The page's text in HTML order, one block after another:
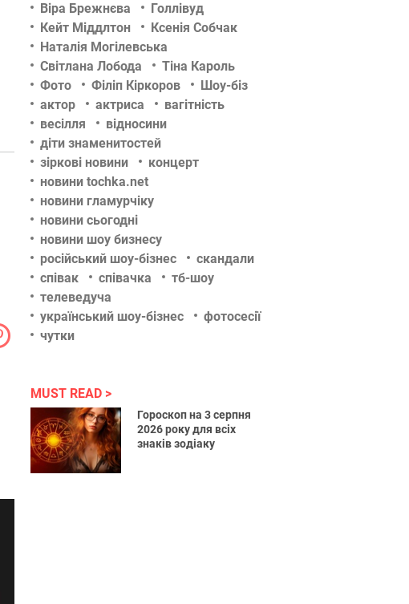
Віра Брежнєва
Голлівуд
Кейт Міддлтон
Ксенія Собчак
Наталія Могілевська
Світлана Лобода
Тіна Кароль
Фото
Філіп Кіркоров
Шоу-біз
актор
актриса
вагітність
весілля
відносини
діти знаменитостей
зіркові новини
концерт
новини tochka.net
новини гламурчіку
новини сьогодні
новини шоу бизнесу
російський шоу-бізнес
скандали
співак
співачка
тб-шоу
телеведуча
український шоу-бізнес
фотосесії
чутки
MUST READ
Гороскоп на 3 серпня
2026 року для всіх
знаків зодіаку